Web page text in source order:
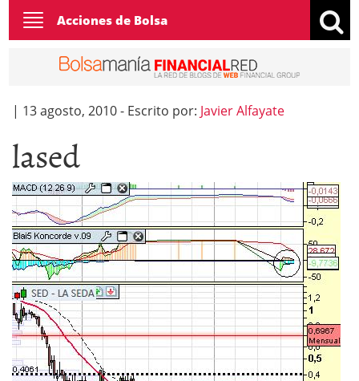
Toggle
navigation
Acciones de Bolsa
| 13 agosto, 2010- Escrito por: Javier Alfayate
lased